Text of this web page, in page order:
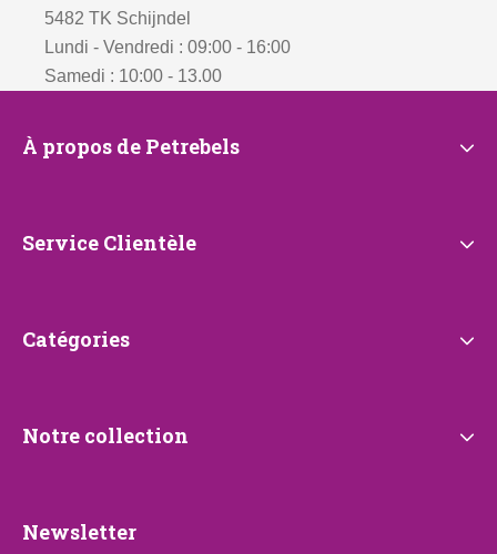
5482 TK Schijndel
Lundi - Vendredi : 09:00 - 16:00
Samedi : 10:00 - 13.00
À
Petrebels
À propos de Petrebels
Service
Service Clientèle
Catégories
Catégories
Notre
Notre collection
Newsletter
Newsletter